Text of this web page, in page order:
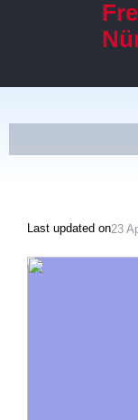
Last updated on23